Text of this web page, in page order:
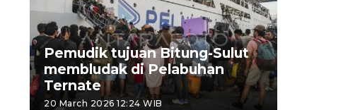
Pemudik tujuan Bitung-Sulut
membludak di Pelabuhan
Ternate
20 March 2026 12:24 WIB